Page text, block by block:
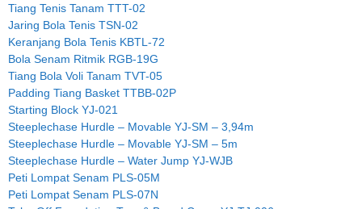
Tiang Tenis Tanam TTT-02
Jaring Bola Tenis TSN-02
Keranjang Bola Tenis KBTL-72
Bola Senam Ritmik RGB-19G
Tiang Bola Voli Tanam TVT-05
Padding Tiang Basket TTBB-02P
Starting Block YJ-021
Steeplechase Hurdle – Movable YJ-SM – 3,94m
Steeplechase Hurdle – Movable YJ-SM – 5m
Steeplechase Hurdle – Water Jump YJ-WJB
Peti Lompat Senam PLS-05M
Peti Lompat Senam PLS-07N